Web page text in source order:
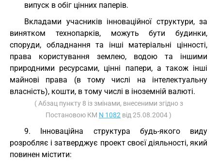
випуск в обіг цінних паперів.
Вкладами учасників інноваційної структури, за
винятком технопарків, можуть бути будинки,
споруди, обладнання та інші матеріальні цінності,
права користування землею, водою та іншими
природними ресурсами, цінні папери, а також інші
майнові права (в тому числі на інтелектуальну
власність), кошти, в тому числі в іноземній валюті.
( Абзац пункту 8 із змінами, внесеними згідно з
Постановою КМ N 1082 від 25.08.2004 )
9. Інноваційна структура будь-якого виду
розробляє і затверджує проект своєї діяльності, який
повинен містити: